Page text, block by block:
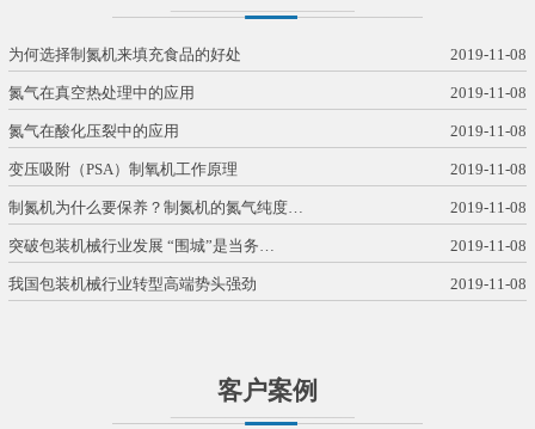
为何选择制氮机来填充食品的好处 2019-11-08
氮气在真空热处理中的应用 2019-11-08
氮气在酸化压裂中的应用 2019-11-08
变压吸附（PSA）制氧机工作原理 2019-11-08
制氮机为什么要保养？制氮机的氮气纯度… 2019-11-08
突破包装机械行业发展 “围城”是当务… 2019-11-08
我国包装机械行业转型高端势头强劲 2019-11-08
客户案例